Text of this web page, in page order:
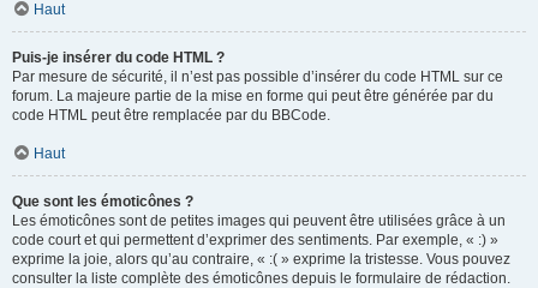
Haut
Puis-je insérer du code HTML ?
Par mesure de sécurité, il n’est pas possible d’insérer du code HTML sur ce
forum. La majeure partie de la mise en forme qui peut être générée par du
code HTML peut être remplacée par du BBCode.
Haut
Que sont les émoticônes ?
Les émoticônes sont de petites images qui peuvent être utilisées grâce à un
code court et qui permettent d’exprimer des sentiments. Par exemple, « :) »
exprime la joie, alors qu’au contraire, « :( » exprime la tristesse. Vous pouvez
consulter la liste complète des émoticônes depuis le formulaire de rédaction.